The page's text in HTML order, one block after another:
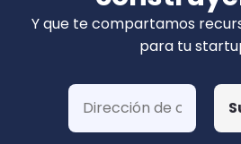
privados). Hemos ganado
de Corfo y 3 Startups Chile,
postulaciones o
Y que te compartamos
para tu